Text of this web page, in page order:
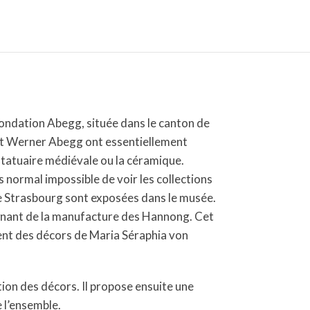
Abegg, située dans le canton de
Werner Abegg ont essentiellement
médiévale ou la céramique.
normal impossible de voir les collections
sont exposées dans le musée.
de la manufacture des Hannong. Cet
des décors de Maria Séraphia von
des décors. Il propose ensuite une